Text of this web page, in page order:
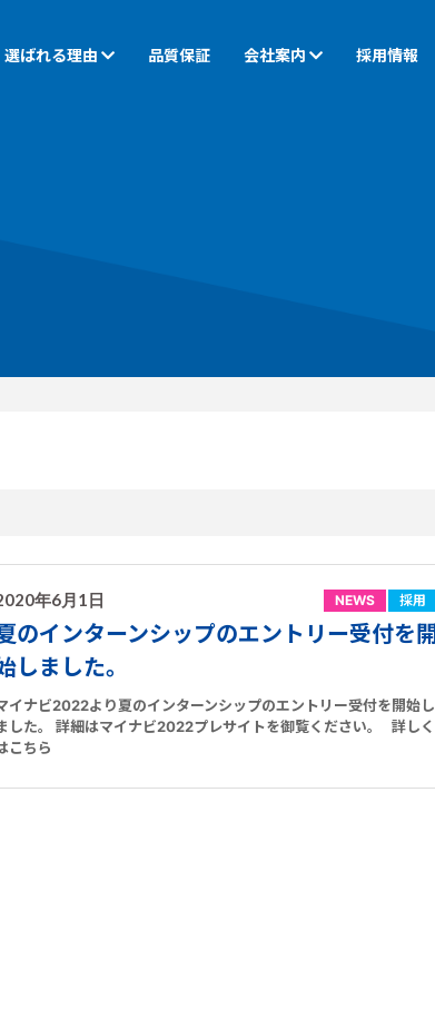
選ばれる理由 品質保証 会社案内 採用情報
年6月1日 NEWS 採用
のインターンシップのエントリー受付を開
しました。
イナビ2022より夏のインターンシップのエントリー受付を開始し
した。 詳細はマイナビ2022プレサイトを御覧ください。 詳しく
こちら